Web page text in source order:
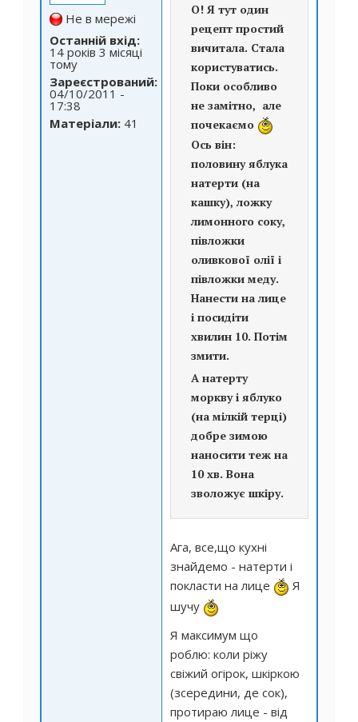
Не в мережі
Останній вхід:
14 років 3 місяці
тому
Зареєстрований:
04/10/2011 -
17:38
Матеріали: 41
О! Я тут один
рецепт простий
вичитала. Стала
користуватись.
Поки особливо
не замітно, але
почекаємо
Ось він:
половину яблука
натерти (на
кашку), ложку
лимонного соку,
півложки
оливкової олії і
півложки меду.
Нанести на лице
і посидіти
хвилин 10. Потім
змити.
А натерту
моркву і яблуко
(на мілкій терці)
добре зимою
наносити теж на
10 хв. Вона
зволожує шкіру.
Ага, все,що кухні
знайдемо - натерти і
покласти на лице
Я
шучу
Я максимум що
роблю: коли ріжу
свіжий огірок, шкіркою
(зсередини, де сок),
протираю лице - від